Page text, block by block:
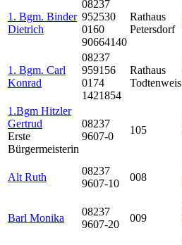
1. Bgm. Binder
Dietrich
08237
952530
0160
90664140
Rathaus
Petersdorf
1. Bgm. Carl
Konrad
08237
959156
0174
1421854
Rathaus
Todtenweis
1.Bgm Hitzler
Gertrud
Erste
Bürgermeisterin
08237
9607-0
105
Alt Ruth
08237
9607-10
008
Barl Monika
08237
9607-20
009